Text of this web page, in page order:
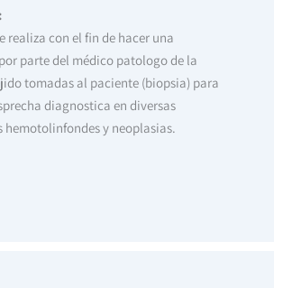
realiza con el fin de hacer una
parte del médico patologo de la
tomadas al paciente (biopsia) para
diagnostica en diversas
hemotolinfondes y neoplasias.